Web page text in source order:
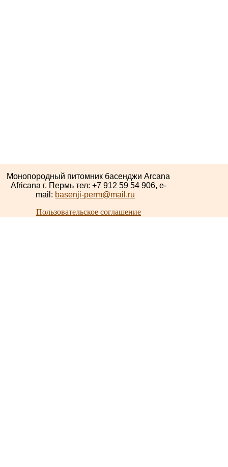
Монопородный питомник басенджи Arcana
Africana г. Пермь тел: +7 912 59 54 906, e-
mail: basenji-perm@mail.ru
Пользовательское соглашение